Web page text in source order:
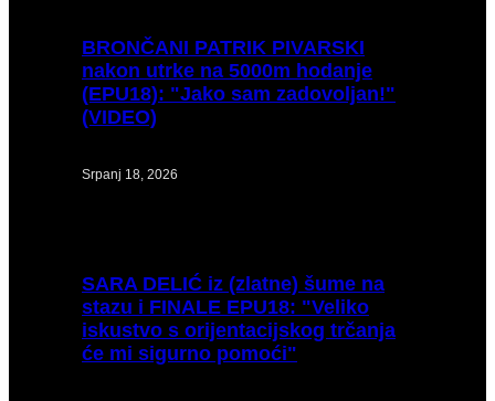
BRONČANI PATRIK PIVARSKI
nakon utrke na 5000m hodanje
(EPU18): "Jako sam zadovoljan!"
(VIDEO)
Srpanj 18, 2026
SARA DELIĆ iz (zlatne) šume na
stazu i FINALE EPU18: "Veliko
iskustvo s orijentacijskog trčanja
će mi sigurno pomoći"